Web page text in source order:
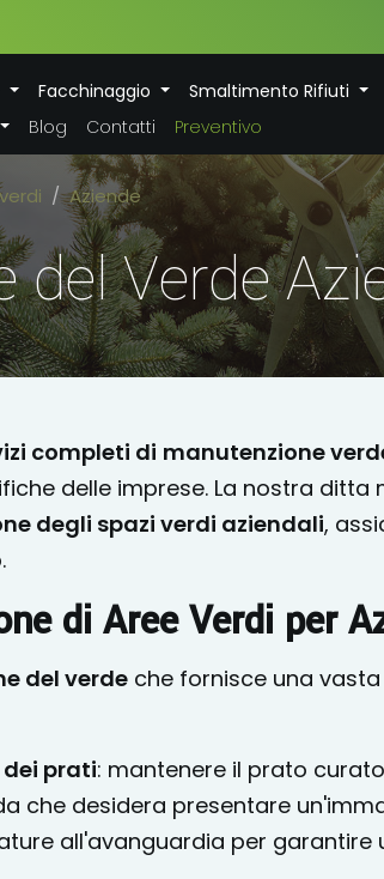
Facchinaggio Smaltimento Rifiuti
Blog Contatti Preventivo
Aziende
del Verde
completi di manutenzione
delle imprese. La nostra ditta
degli spazi verdi aziendali,
di Aree Verdi per
del verde che fornisce una
prati: mantenere il prato
che desidera presentare
all'avanguardia per garantire